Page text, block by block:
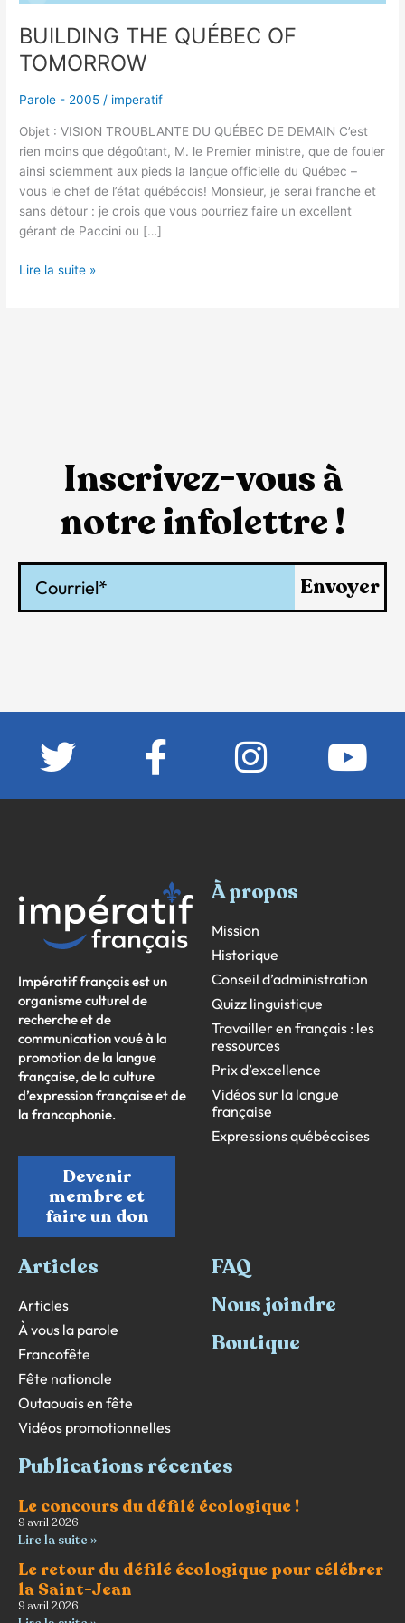
BUILDING THE QUÉBEC OF
TOMORROW
Parole - 2005 / imperatif
Objet : VISION TROUBLANTE DU QUÉBEC DE DEMAIN C’est
rien moins que dégoûtant, M. le Premier ministre, que de fouler
ainsi sciemment aux pieds la langue officielle du Québec –
vous le chef de l’état québécois! Monsieur, je serai franche et
sans détour : je crois que vous pourriez faire un excellent
gérant de Paccini ou […]
Lire la suite »
Inscrivez-vous à
notre infolettre !
Envoyer
Impératif français est un
organisme culturel de
recherche et de
communication voué à la
promotion de la langue
française, de la culture
d’expression française et de
la francophonie.
Devenir
membre et
faire un don
À propos
Mission
Historique
Conseil d’administration
Quizz linguistique
Travailler en français : les
ressources
Prix d’excellence
Vidéos sur la langue
française
Expressions québécoises
Articles
Articles
À vous la parole
Francofête
Fête nationale
Outaouais en fête
Vidéos promotionnelles
FAQ
Nous joindre
Boutique
Publications récentes
Le concours du défilé écologique !
9 avril 2026
Lire la suite »
Le retour du défilé écologique pour célébrer
la Saint-Jean
9 avril 2026